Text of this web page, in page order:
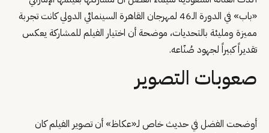
«باب» في الدورة الـ46 لمهرجان القاهرة السينمائي الدولي كانت تجربة
مميزة ومليئة بالتحديات، موضحة أن اختيار الفيلم للمشاركة يعكس
تقديراً كبيراً لجهود صُنّاعه.
صعوبات التصوير
أوضحت الفضل في حديث خاص لـ«عكاظ» أن تصوير الفيلم كان